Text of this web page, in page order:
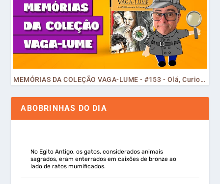
MEMÓRIAS DA COLEÇÃO VAGA-LUME - #153 - Olá, Curiosos! 2023
ABOBRINHAS DO DIA
No Egito Antigo, os gatos, considerados animais
sagrados, eram enterrados em caixões de bronze ao
lado de ratos mumificados.